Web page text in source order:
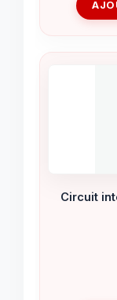
Circuit